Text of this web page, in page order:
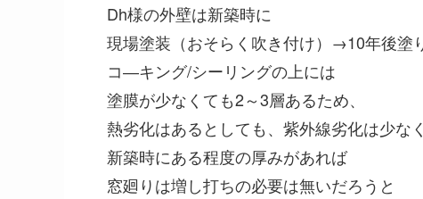
Dh様の外壁は新築時に
現場塗装（おそらく吹き付け）→10年後塗
コ―キング/シーリングの上には
塗膜が少なくても2～3層あるため、
熱劣化はあるとしても、紫外線劣化は少なく
新築時にある程度の厚みがあれば
窓廻りは増し打ちの必要は無いだろうと